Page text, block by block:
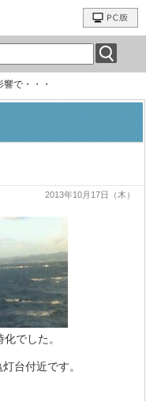
で・・・
2013年10月17日（木）
でした。
台付近です。